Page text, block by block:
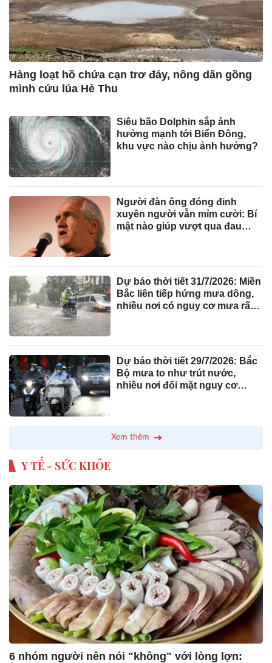
Hàng loạt hồ chứa cạn trơ đáy, nông dân gồng
mình cứu lúa Hè Thu
Siêu bão Dolphin sắp ảnh
hưởng mạnh tới Biển Đông,
khu vực nào chịu ảnh hưởng?
Người đàn ông đóng đinh
xuyên người vẫn mỉm cười: Bí
mật nào giúp vượt qua đau
Dự báo thời tiết 31/7/2026: Miền
Bắc liên tiếp hứng mưa dông,
nhiều nơi có nguy cơ mưa rất
Dự báo thời tiết 29/7/2026: Bắc
Bộ mưa to như trút nước,
nhiều nơi đối mặt nguy cơ
Xem thêm
Y TẾ - SỨC KHỎE
6 nhóm người nên nói "không" với lòng lợn: